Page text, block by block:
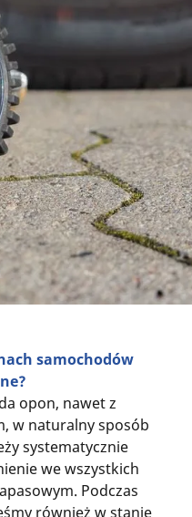
samochodów
opon, nawet z
w naturalny sposób
systematycznie
we wszystkich
Podczas
również w stanie